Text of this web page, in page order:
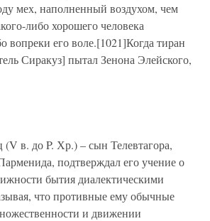
мех, наполненный воздухом, чем
либо хорошего человека
вопреки его воле.[1021]Когда тиран
Сиракуз] пытал Зенона Элейского,
(V в. до P. Хр.) – сын Телевтагора,
подтверждал его учение о
бытия диалектическими
что противные ему обычные
и движении